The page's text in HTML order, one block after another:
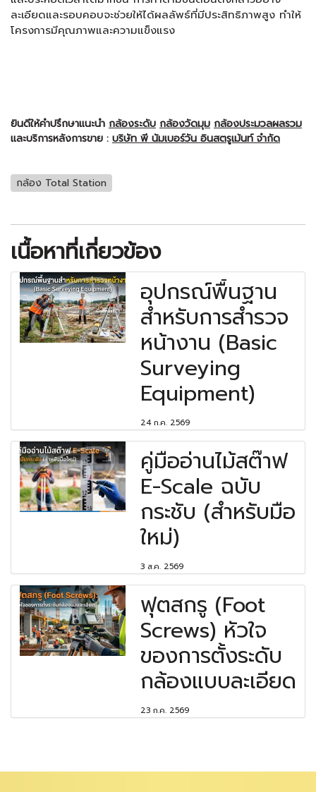
ละเอียดและรอบคอบจะช่วยให้ได้ผลลัพธ์ที่มีประสิทธิภาพสูง ทำให้
โครงการมีคุณภาพและความแข็งแรง
ยินดีให้คำปรึกษาแนะนำ กล้องระดับ กล้องวัดมุม กล้องประมวลผลรวม
และบริการหลังการขาย : บริษัท พี นัมเบอร์วัน อินสตรูเม้นท์ จำกัด
กล้อง Total Station
เนื้อหาที่เกี่ยวข้อง
อุปกรณ์พื้นฐาน
สำหรับการสำรวจ
หน้างาน (Basic
Surveying
Equipment)
24 ก.ค. 2569
คู่มืออ่านไม้สต๊าฟ
E-Scale ฉบับ
กระชับ (สำหรับมือ
ใหม่)
3 ส.ค. 2569
ฟุตสกรู (Foot
Screws) หัวใจ
ของการตั้งระดับ
กล้องแบบละเอียด
23 ก.ค. 2569